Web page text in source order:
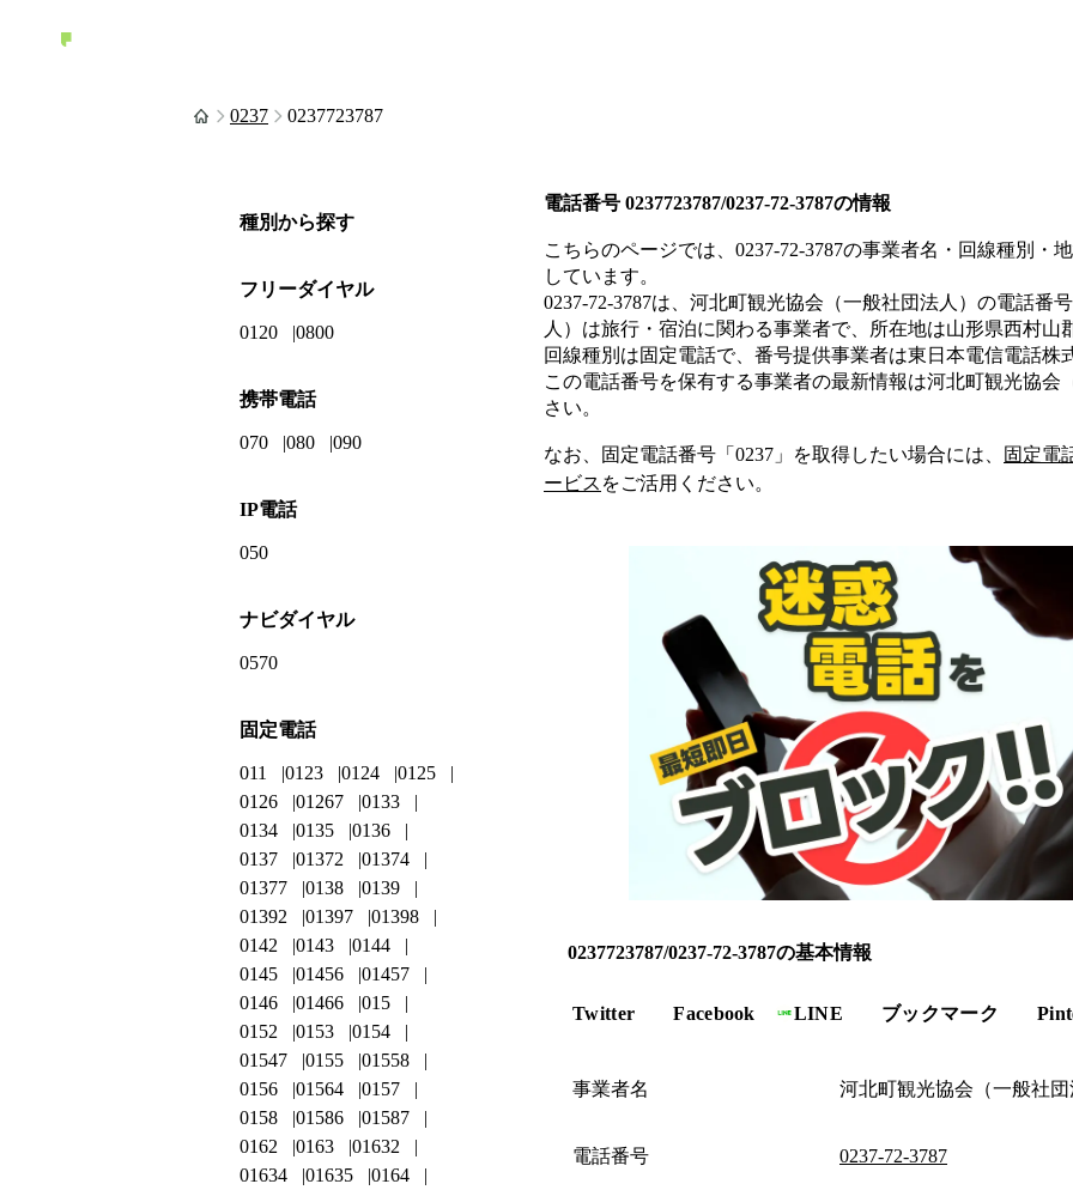
0237 0237723787
電話番号 0237723787/0237-72-3787の情報
こちらのページでは、 0237-72-3787の事業者名・回線種別・
しています。
0237-72-3787は、 河北町観光協会（一般社団法人） の電話番号
人）は旅行・宿泊に関わる事業者で、所在地は山形県西村山
回線種別は固定電話で、番号提供事業者は東日本電信電話株
この電話番号を保有する事業者の最新情報は河北町観光協会
さい。
なお、固定電話番号「 0237 」を取得したい場合には、 固定電
ービス をご活用ください。
0237723787/0237-72-3787の基本情報
Twitter Facebook LINE ブックマーク
事業者名 河北町観光協会（一般社団
電話番号 0237-72-3787
種別から探す
フリーダイヤル
0120 0800
携帯電話
070 080 090
IP電話
050
ナビダイヤル
0570
固定電話
011 0123 0124
0125
0126
01267
0133
0134
0135
0136
0137
01372
01374
01377
0138
0139
01392
01397
01398
0142
0143
0144
0145
01456
01457
0146
01466
015
0152
0153
0154
01547
0155
01558
0156
01564
0157
0158
01586
01587
0162
0163
01632
01634
01635
0164